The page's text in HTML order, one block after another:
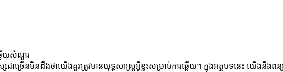
លើយសំណួរ
រើនមិនដឹងថាយើងគួរត្រូវមានយុទ្ធសាស្រ្តអ្វីខ្លះសម្រាប់ការឆ្លើយ។ ក្នុងអត្ថបទនេះ យើងនឹង